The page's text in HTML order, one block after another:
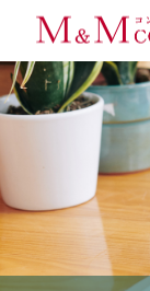
プロフィール
サービス
お客様の声
実績